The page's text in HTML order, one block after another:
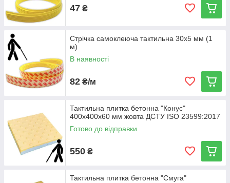
47 ₴
Стрічка самоклеюча тактильна 30х5 мм (1
м)
В наявності
82 ₴/м
Тактильна плитка бетонна "Конус"
400х400х60 мм жовта ДСТУ ISO 23599:2017
Готово до відправки
550 ₴
Тактильна плитка бетонна "Смуга"